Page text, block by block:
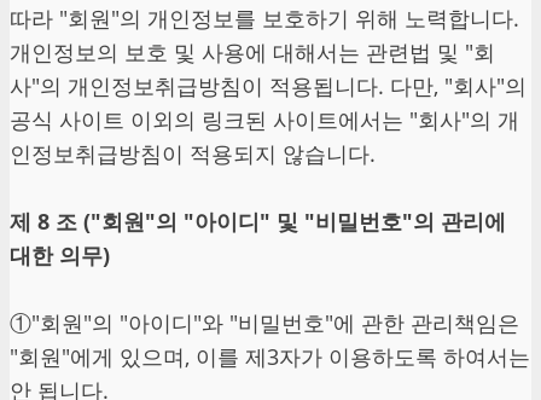
따라 "회원"의 개인정보를 보호하기 위해 노력합니다.
개인정보의 보호 및 사용에 대해서는 관련법 및 "회
사"의 개인정보취급방침이 적용됩니다. 다만, "회사"의
공식 사이트 이외의 링크된 사이트에서는 "회사"의 개
인정보취급방침이 적용되지 않습니다.
제 8 조 ("회원"의 "아이디" 및 "비밀번호"의 관리에
대한 의무)
①"회원"의 "아이디"와 "비밀번호"에 관한 관리책임은
"회원"에게 있으며, 이를 제3자가 이용하도록 하여서는
안 됩니다.